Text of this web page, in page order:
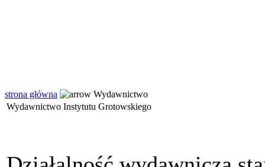
strona główna
Wydawnictwo
Wydawnictwo Instytutu Grotowskiego